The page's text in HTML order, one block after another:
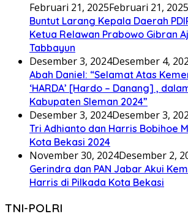
Februari 21, 2025Februari 21, 2025
Buntut Larang Kepala Daerah
Ketua Relawan Prabowo Gibran
Tabbayun
Desember 3, 2024Desember 4,
Abah Daniel: “Selamat Atas
‘HARDA’ [Hardo – Danang] ,
Kabupaten Sleman 2024”
Desember 3, 2024Desember 3,
Tri Adhianto dan Harris Bobihoe
Kota Bekasi 2024
November 30, 2024Desember 2,
Gerindra dan PAN Jabar Akui
Harris di Pilkada Kota Bekasi
TNI-POLRI